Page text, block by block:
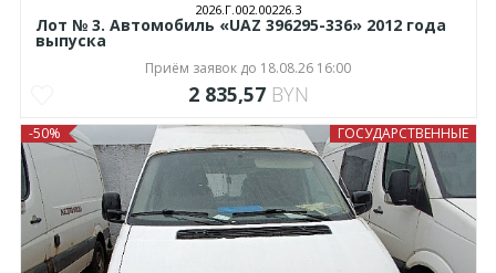
2026.Г.002.00226.3
Лот № 3. Автомобиль «UAZ 396295-336» 2012 года
выпуска
Приём заявок до 18.08.26 16:00
2 835,57 BYN
ГОСУДАРСТВЕННЫЕ
-50%